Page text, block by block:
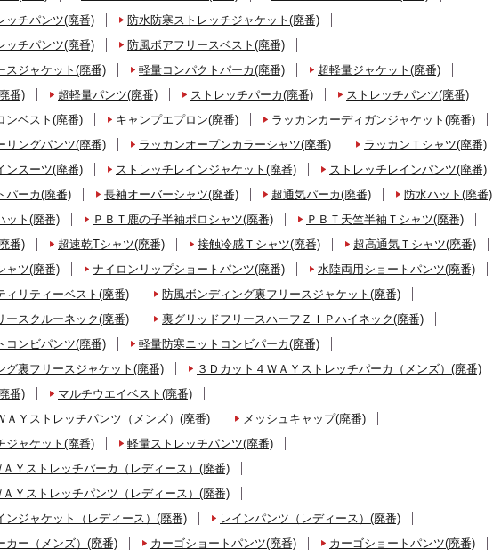
ッチパンツ(廃番)
防水防寒ストレッチジャケット(廃番)
ッチパンツ(廃番)
防風ボアフリースベスト(廃番)
スジャケット(廃番)
軽量コンパクトパーカ(廃番)
超軽量ジャケット(廃番)
番)
超軽量パンツ(廃番) ストレッチパーカ(廃番)
ストレッチパンツ(廃番)
ンベスト(廃番)
キャンプエプロン(廃番)
ラッカンカーディガンジャケット(廃番)
リングパンツ(廃番)
ラッカンオープンカラーシャツ(廃番)
ラッカンＴシャツ(廃番)
ンスーツ(廃番)
ストレッチレインジャケット(廃番)
ストレッチレインパンツ(廃番)
パーカ(廃番)
長袖オーバーシャツ(廃番) 超通気パーカ(廃番)
防水ハット(廃番)
ット(廃番)
ＰＢＴ鹿の子半袖ポロシャツ(廃番)
ＰＢＴ天竺半袖Ｔシャツ(廃番)
番)
超速乾Tシャツ(廃番) 接触冷感Ｔシャツ(廃番)
超高通気Ｔシャツ(廃番)
ャツ(廃番)
ナイロンリップショートパンツ(廃番)
水陸両用ショートパンツ(廃番)
ィリティーベスト(廃番)
防風ボンディング裏フリースジャケット(廃番)
ースクルーネック(廃番)
裏グリッドフリースハーフＺＩＰハイネック(廃番)
コンビパンツ(廃番)
軽量防寒ニットコンビパーカ(廃番)
グ裏フリースジャケット(廃番)
３Ｄカット４ＷＡＹストレッチパーカ（メンズ）(廃番)
番)
マルチウエイベスト(廃番)
ＡＹストレッチパンツ（メンズ）(廃番)
メッシュキャップ(廃番)
ジャケット(廃番)
軽量ストレッチパンツ(廃番)
ＡＹストレッチパーカ（レディース）(廃番)
ＡＹストレッチパンツ（レディース）(廃番)
ンジャケット（レディース）(廃番)
レインパンツ（レディース）(廃番)
カー（メンズ）(廃番)
カーゴショートパンツ(廃番)
カーゴショートパンツ(廃番)